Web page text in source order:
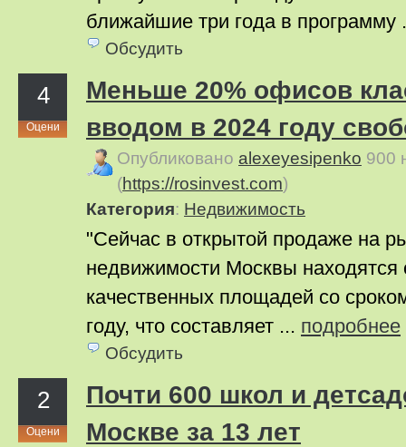
ближайшие три года в программу
Обсудить
4
Оцени
Меньше 20% офисов
вводом в 2024 году
Опубликовано alexeyesipenko 900
(https://rosinvest.com)
Категория: Недвижимость
"Сейчас в открытой продаже на
недвижимости Москвы находятся
качественных площадей со
году, что составляет ... подробнее
Обсудить
2
Оцени
Почти 600 школ и
Москве за 13 лет